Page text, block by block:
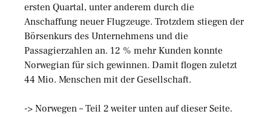
ersten Quartal, unter anderem durch die
Anschaffung neuer Flugzeuge. Trotzdem stiegen der
Börsenkurs des Unternehmens und die
Passagierzahlen an. 12 % mehr Kunden konnte
Norwegian für sich gewinnen. Damit flogen zuletzt
44 Mio. Menschen mit der Gesellschaft.
-> Norwegen – Teil 2 weiter unten auf dieser Seite.